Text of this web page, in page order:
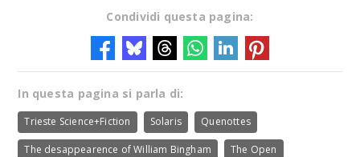
Condividi questa pagina:
In questa pagina si parla di:
Trieste Science+Fiction Solaris Quenottes
The desappearence of William Bingham The Open